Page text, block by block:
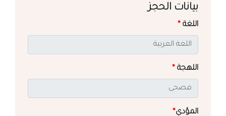
بيانات الحجز
اللغة *
اللهجة *
المؤدي*